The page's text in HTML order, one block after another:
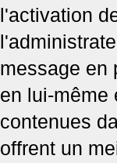
l'activation
message en
en lui-même
contenues
offrent un